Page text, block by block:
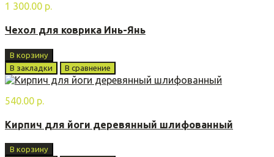
1 300.00 р.
Чехол для коврика Инь-Янь
В корзину
В закладки
В сравнение
540.00 р.
Кирпич для йоги деревянный шлифованный
В корзину